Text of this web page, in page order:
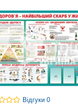
Відгуки 0